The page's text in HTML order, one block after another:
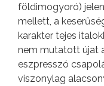
földimogyoró)
mellett, a
karakter tejes
nem mutatott újat
eszpresszó
viszonylag